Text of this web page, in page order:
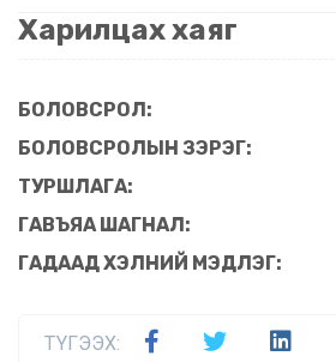
Харилцах хаяг
БОЛОВСРОЛ:
БОЛОВСРОЛЫН ЗЭРЭГ:
ТУРШЛАГА:
ГАВЪЯА ШАГНАЛ:
ГАДААД ХЭЛНИЙ МЭДЛЭГ:
ТҮГЭЭХ: